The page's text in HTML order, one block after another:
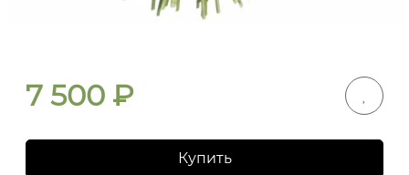
7 500 ₽
Купить